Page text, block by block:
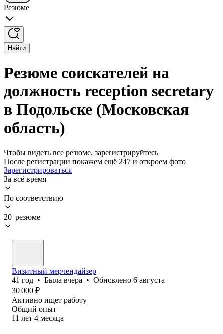
Резюме
Найти
Резюме соискателей на
должность reception secretary
в Подольске (Московская
область)
Чтобы видеть все резюме, зарегистрируйтесь
После регистрации покажем ещё 247 и откроем фото
Зарегистрироваться
За всё время
По соответствию
20 резюме
Визитный мерчендайзер
41 год • Была вчера • Обновлено 6 августа
30 000 ₽
Активно ищет работу
Общий опыт
11 лет 4 месяца